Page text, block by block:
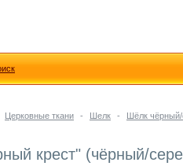
Церковные ткани - Шелк - Шёлк чёрный/
крест" (чёрный/